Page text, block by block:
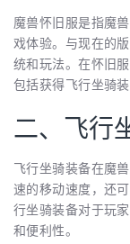
魔兽怀旧服是指魔
戏体验。与现在的
统和玩法。在怀旧
包括获得飞行坐骑装
二、飞行
飞行坐骑装备在魔
速的移动速度，还
行坐骑装备对于玩
和便利性。